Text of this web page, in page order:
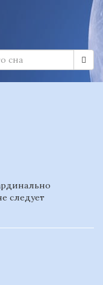
следует